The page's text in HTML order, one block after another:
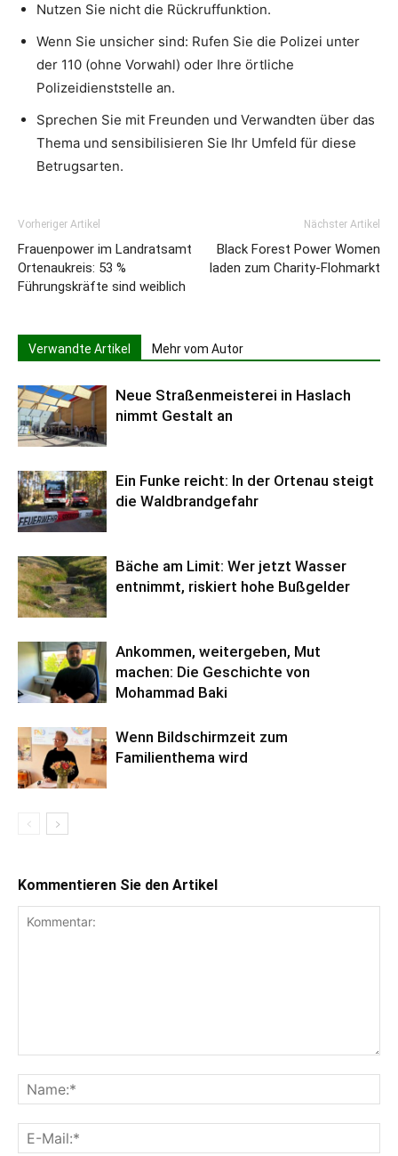
Nutzen Sie nicht die Rückruffunktion.
Wenn Sie unsicher sind: Rufen Sie die Polizei unter
der 110 (ohne Vorwahl) oder Ihre örtliche
Polizeidienststelle an.
Sprechen Sie mit Freunden und Verwandten über das
Thema und sensibilisieren Sie Ihr Umfeld für diese
Betrugsarten.
Vorheriger Artikel
Frauenpower im Landratsamt
Ortenaukreis: 53 %
Führungskräfte sind weiblich
Nächster Artikel
Black Forest Power Women
laden zum Charity-Flohmarkt
Verwandte Artikel Mehr vom Autor
Neue Straßenmeisterei in Haslach
nimmt Gestalt an
Ein Funke reicht: In der Ortenau steigt
die Waldbrandgefahr
Bäche am Limit: Wer jetzt Wasser
entnimmt, riskiert hohe Bußgelder
Ankommen, weitergeben, Mut
machen: Die Geschichte von
Mohammad Baki
Wenn Bildschirmzeit zum
Familienthema wird
Kommentieren Sie den Artikel